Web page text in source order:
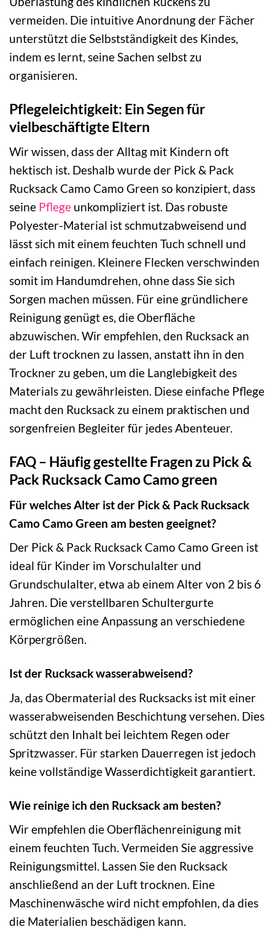
vermeiden. Die intuitive Anordnung der Fächer
unterstützt die Selbstständigkeit des Kindes,
indem es lernt, seine Sachen selbst zu
organisieren.
Pflegeleichtigkeit: Ein Segen für
vielbeschäftigte Eltern
Wir wissen, dass der Alltag mit Kindern oft
hektisch ist. Deshalb wurde der Pick & Pack
Rucksack Camo Camo Green so konzipiert, dass
seine Pflege unkompliziert ist. Das robuste
Polyester-Material ist schmutzabweisend und
lässt sich mit einem feuchten Tuch schnell und
einfach reinigen. Kleinere Flecken verschwinden
somit im Handumdrehen, ohne dass Sie sich
Sorgen machen müssen. Für eine gründlichere
Reinigung genügt es, die Oberfläche
abzuwischen. Wir empfehlen, den Rucksack an
der Luft trocknen zu lassen, anstatt ihn in den
Trockner zu geben, um die Langlebigkeit des
Materials zu gewährleisten. Diese einfache Pflege
macht den Rucksack zu einem praktischen und
sorgenfreien Begleiter für jedes Abenteuer.
FAQ – Häufig gestellte Fragen zu Pick &
Pack Rucksack Camo Camo green
Für welches Alter ist der Pick & Pack Rucksack
Camo Camo Green am besten geeignet?
Der Pick & Pack Rucksack Camo Camo Green ist
ideal für Kinder im Vorschulalter und
Grundschulalter, etwa ab einem Alter von 2 bis 6
Jahren. Die verstellbaren Schultergurte
ermöglichen eine Anpassung an verschiedene
Körpergrößen.
Ist der Rucksack wasserabweisend?
Ja, das Obermaterial des Rucksacks ist mit einer
wasserabweisenden Beschichtung versehen. Dies
schützt den Inhalt bei leichtem Regen oder
Spritzwasser. Für starken Dauerregen ist jedoch
keine vollständige Wasserdichtigkeit garantiert.
Wie reinige ich den Rucksack am besten?
Wir empfehlen die Oberflächenreinigung mit
einem feuchten Tuch. Vermeiden Sie aggressive
Reinigungsmittel. Lassen Sie den Rucksack
anschließend an der Luft trocknen. Eine
Maschinenwäsche wird nicht empfohlen, da dies
die Materialien beschädigen kann.